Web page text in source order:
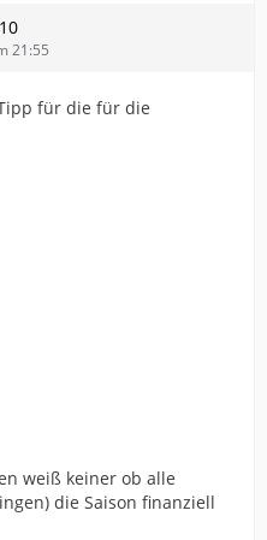
21:55
für die für die
weiß keiner ob alle
die Saison finanziell